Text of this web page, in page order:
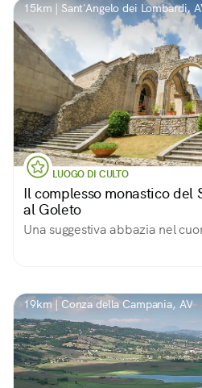
15km | Sant'Angelo dei Lombardi,
LUOGO DI CULTO
Il complesso monastico del
al Goleto
Una suggestiva abbazia nel
19km | Conza della Campania, AV